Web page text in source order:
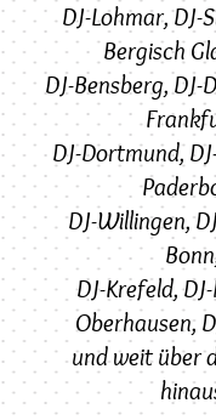
DJ-Lohmar,DJ-
Bergisch
DJ-Bensberg,DJ-
DJ-Dortmund,
DJ-Willingen,
Bonn
DJ-Krefeld,
Oberhausen,
und weit über